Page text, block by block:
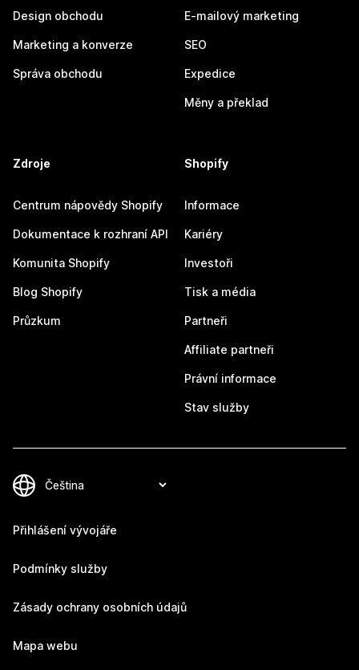
Design obchodu
Marketing a konverze
Správa obchodu
E-mailový marketing
SEO
Expedice
Měny a překlad
Zdroje
Centrum nápovědy Shopify
Dokumentace k rozhraní API
Komunita Shopify
Blog Shopify
Průzkum
Shopify
Informace
Kariéry
Investoři
Tisk a média
Partneři
Affiliate partneři
Právní informace
Stav služby
Přihlášení vývojáře
Podmínky služby
Zásady ochrany osobních údajů
Mapa webu